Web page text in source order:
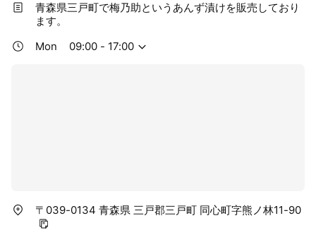
青森県三戸町で梅乃助というあんず漬けを販売しており
ます。
Mon
09:00 - 17:00
〒039-0134 青森県 三戸郡三戸町 同心町字熊ノ林11-90